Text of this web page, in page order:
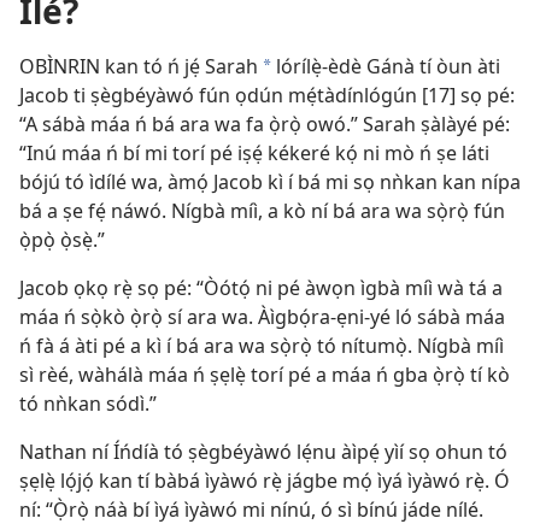
Ilé?
OBÌNRIN kan tó ń jẹ́ Sarah * lórílẹ̀-èdè Gánà tí òun àti
Jacob ti ṣègbéyàwó fún ọdún mẹ́tàdínlógún [17] sọ pé:
“A sábà máa ń bá ara wa fa ọ̀rọ̀ owó.” Sarah ṣàlàyé pé:
“Inú máa ń bí mi torí pé iṣẹ́ kékeré kọ́ ni mò ń ṣe láti
bójú tó ìdílé wa, àmọ́ Jacob kì í bá mi sọ nǹkan kan nípa
bá a ṣe fẹ́ náwó. Nígbà míì, a kò ní bá ara wa sọ̀rọ̀ fún
ọ̀pọ̀ ọ̀sẹ̀.”
Jacob ọkọ rẹ̀ sọ pé: “Òótọ́ ni pé àwọn ìgbà míì wà tá a
máa ń sọ̀kò ọ̀rọ̀ sí ara wa. Àìgbọ́ra-ẹni-yé ló sábà máa
ń fà á àti pé a kì í bá ara wa sọ̀rọ̀ tó nítumọ̀. Nígbà míì
sì rèé, wàhálà máa ń ṣẹlẹ̀ torí pé a máa ń gba ọ̀rọ̀ tí kò
tó nǹkan sódì.”
Nathan ní Íńdíà tó ṣègbéyàwó lẹ́nu àìpẹ́ yìí sọ ohun tó
ṣẹlẹ̀ lọ́jọ́ kan tí bàbá ìyàwó rẹ̀ jágbe mọ́ ìyá ìyàwó rẹ̀. Ó
ní: “Ọ̀rọ̀ náà bí ìyá ìyàwó mi nínú, ó sì bínú jáde nílé.